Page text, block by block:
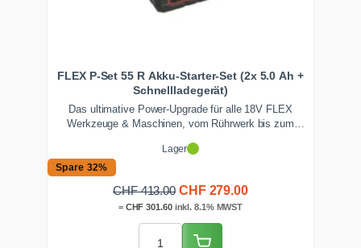
FLEX P-Set 55 R Akku-Starter-Set (2x 5.0 Ah +
Schnellladegerät)
Das ultimative Power-Upgrade für alle 18V FLEX
Werkzeuge & Maschinen, vom Rührwerk bis zum
gewaltigen 5.0 Ah Akkus und Schnellladegerät garantiert
maximale Laufzeit und eliminiert Lade-Pausen auf der
Lager
Spare 32%
CHF413.00 Ursprünglicher
Preis
war:
CHF 413.00
CHF279.00Aktueller
= CHF 301.60inkl. 8.1% MWST